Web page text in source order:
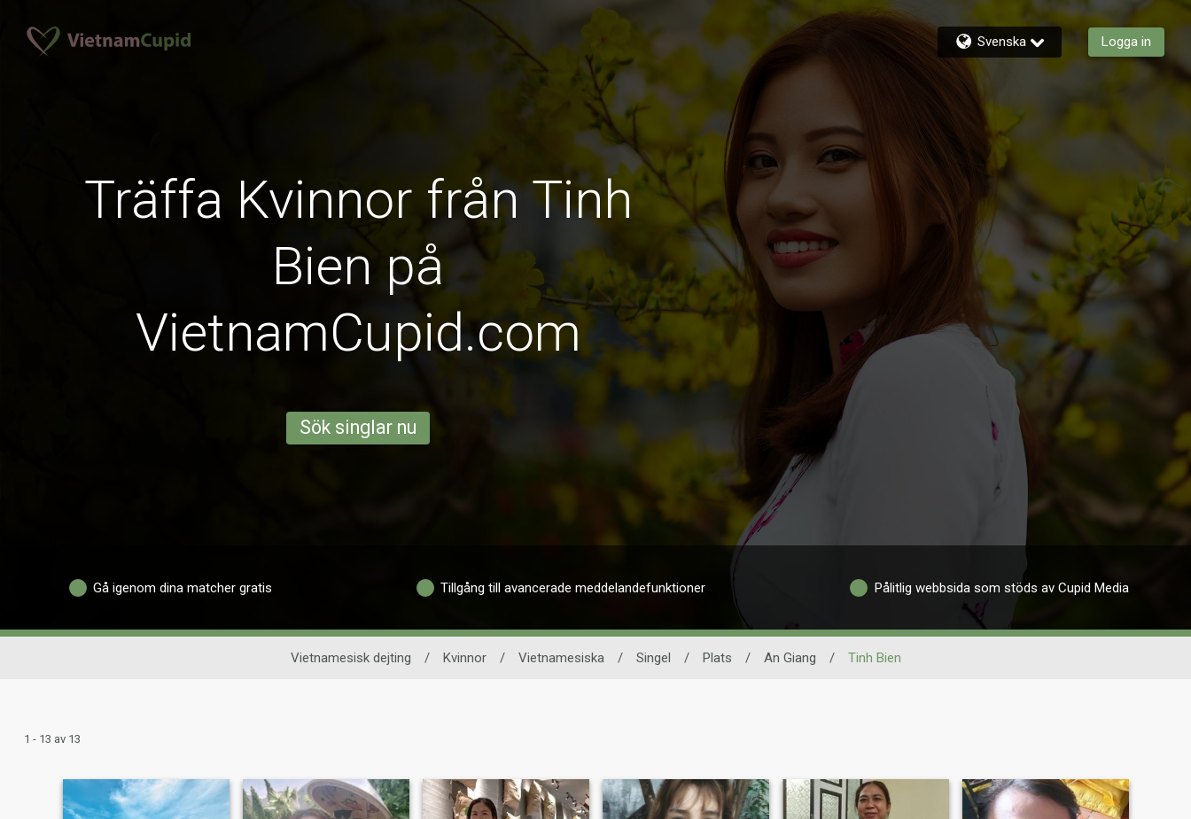
Svenska Logga in
Träffa Kvinnor från Tinh
Bien på
VietnamCupid.com
Sök singlar nu
Gå igenom dina matcher gratis Tillgång till avancerade meddelandefunktioner Pålitlig webbsida som stöds av Cupid Media
Vietnamesisk dejting / Kvinnor / Vietnamesiska / Singel / Plats / An Giang / Tinh Bien
1 - 13 av 13